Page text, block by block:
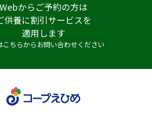
Webからご予約の方は
供養に割引サービスを
適用します
こちらからお問い合わせください